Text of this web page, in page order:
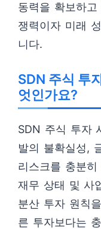
동력을 확보하
쟁력이자 미래
니다.
SDN 주식 투
엇인가요?
SDN 주식 투자
발의 불확실성,
리스크를 충분
재무 상태 및 사
분산 투자 원칙
른 투자보다는